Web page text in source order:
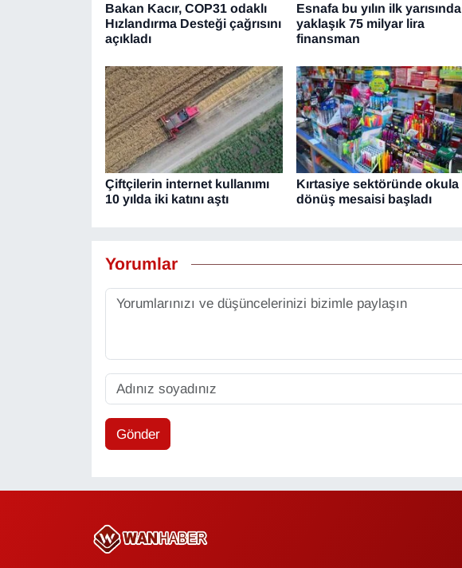
Bakan Kacır, COP31 odaklı
Hızlandırma Desteği çağrısını
açıkladı
Esnafa bu yılın ilk yarısında
yaklaşık 75 milyar lira
finansman
Çiftçilerin internet kullanımı
10 yılda iki katını aştı
Kırtasiye sektöründe okula
dönüş mesaisi başladı
Yorumlar
Gönder